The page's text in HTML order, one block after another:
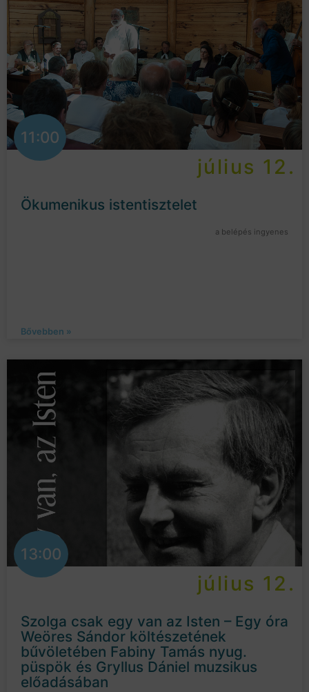
11:00
július 12.
Ökumenikus istentisztelet
a belépés ingyenes
Bővebben »
13:00
július 12.
Szolga csak egy van az Isten – Egy óra
Weöres Sándor költészetének
bűvöletében Fabiny Tamás nyug.
püspök és Gryllus Dániel muzsikus
előadásában